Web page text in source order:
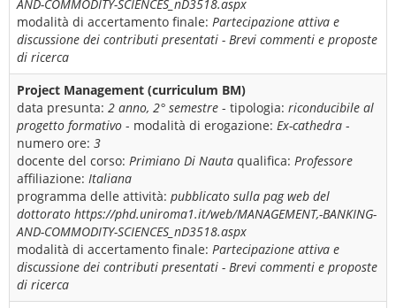
AND-COMMODITY-SCIENCES_nD3518.aspx
modalità di accertamento finale: Partecipazione attiva e
discussione dei contributi presentati - Brevi commenti e proposte
di ricerca
Project Management (curriculum BM)
data presunta: 2 anno, 2° semestre - tipologia: riconducibile al
progetto formativo - modalità di erogazione: Ex-cathedra -
numero ore: 3
docente del corso: Primiano Di Nauta qualifica: Professore
affiliazione: Italiana
programma delle attività: pubblicato sulla pag web del
dottorato https://phd.uniroma1.it/web/MANAGEMENT,-BANKING-
AND-COMMODITY-SCIENCES_nD3518.aspx
modalità di accertamento finale: Partecipazione attiva e
discussione dei contributi presentati - Brevi commenti e proposte
di ricerca